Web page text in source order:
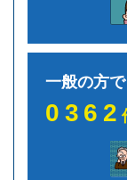
一般の方で
0362